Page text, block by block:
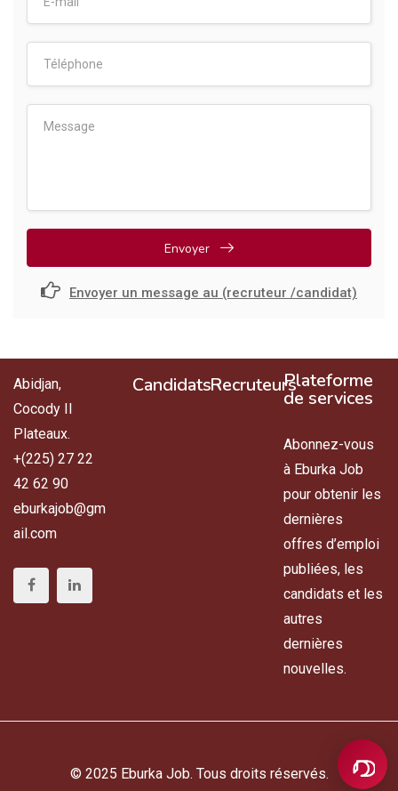
Envoyer
Envoyer un message au (recruteur /candidat)
Abidjan,
Cocody II
Plateaux.
+(225) 27 22
42 62 90
eburkajob@gm
ail.com
CandidatsRecruteursPlateforme
de services
Abonnez-vous
à Eburka Job
pour obtenir les
dernières
offres d’emploi
publiées, les
candidats et les
autres
dernières
nouvelles.
© 2025 Eburka Job. Tous droits réservés.